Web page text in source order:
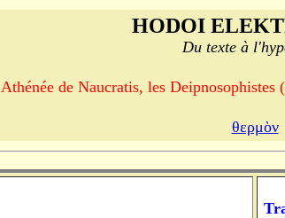
HODOI
Du texte à
Athénée de Naucratis, les
θερμὸν